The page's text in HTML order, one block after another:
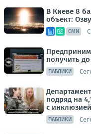
В Киеве 8
объект:
СМИ
получить
ПАБЛИКИ
подряд на
с
ПАБЛИКИ